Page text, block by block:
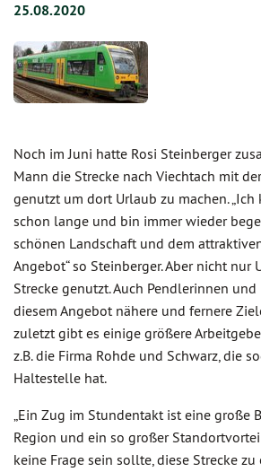
25.08.2020
Noch im Juni hatte Rosi Steinberger
Mann die Strecke nach Viechtach mit
genutzt um dort Urlaub zu machen. „Ich
schon lange und bin immer wieder
schönen Landschaft und dem
Angebot“ so Steinberger. Aber nicht nur
Strecke genutzt. Auch Pendlerinnen
diesem Angebot nähere und fernere
zuletzt gibt es einige größere
z.B. die Firma Rohde und Schwarz, die
Haltestelle hat.
„Ein Zug im Stundentakt ist eine große
Region und ein so großer
keine Frage sein sollte, diese Strecke zu